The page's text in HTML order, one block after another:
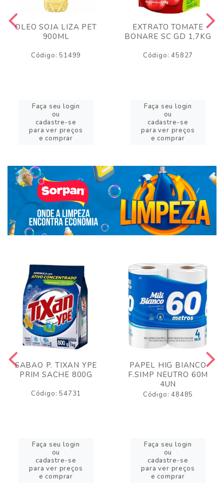
OLEO SOJA LIZA PET
900ML
Código: 51499
Faça seu login
ou
cadastre-se
para ver preços
e comprar
EXTRATO TOMATE
BONARE SC GD 1,7KG
Código: 45827
Faça seu login
ou
cadastre-se
para ver preços
e comprar
SABAO P. TIXAN YPE
PRIM SACHE 800G
Código: 54731
Faça seu login
ou
cadastre-se
para ver preços
e comprar
PAPEL HIG BIANCO
F.SIMP NEUTRO 60M
4UN
Código: 48485
Faça seu login
ou
cadastre-se
para ver preços
e comprar